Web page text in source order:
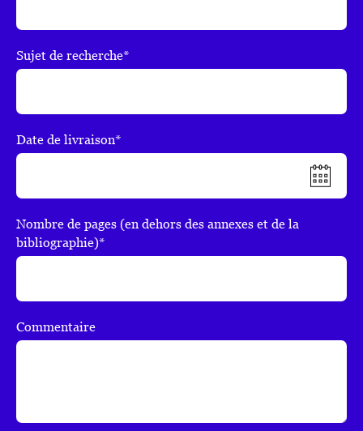
Sujet de recherche*
Date de livraison*
Nombre de pages (en dehors des annexes et de la
bibliographie)*
Commentaire